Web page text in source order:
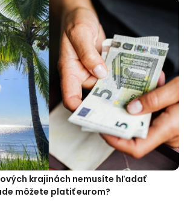
krajinách nemusíte hľadať
môžete platiť eurom?